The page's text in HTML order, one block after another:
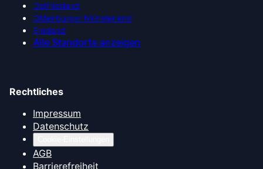
Ostfriesland
Oldenburger Münsterland
Emsland
Alle Standorte anzeigen
Rechtliches
Impressum
Datenschutz
AGB
Barrierefreiheit